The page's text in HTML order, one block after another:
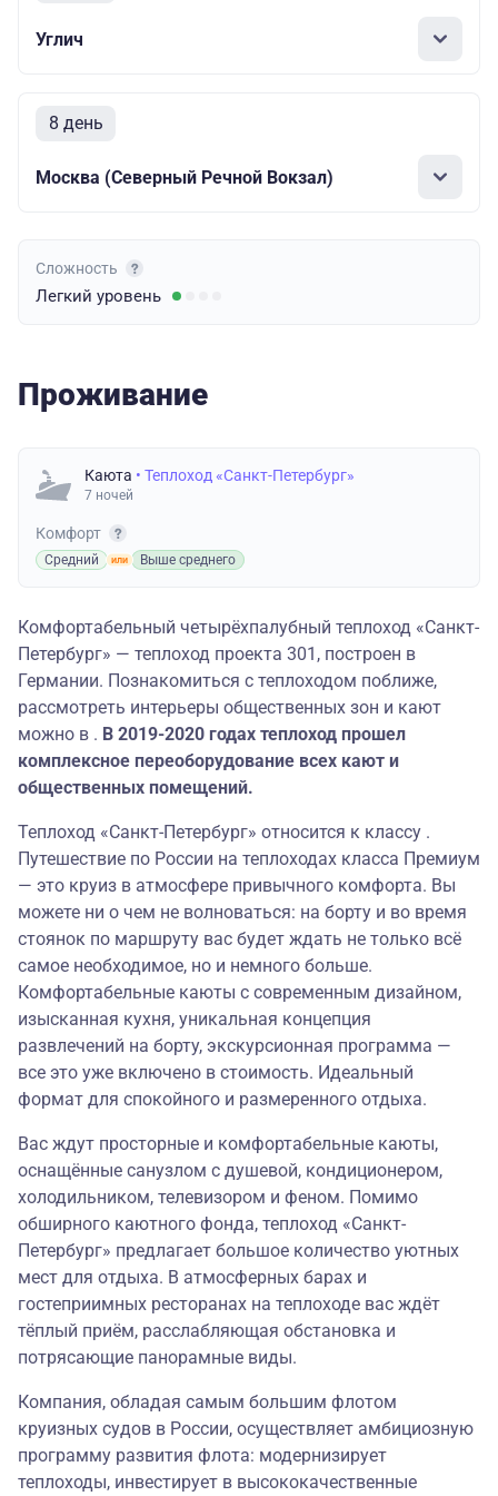
Углич
8 день
Москва (Северный Речной Вокзал)
Сложность
Легкий уровень
Проживание
Каюта • Теплоход «Санкт-Петербург»
7 ночей
Комфорт
Средний Выше среднего
Комфортабельный четырёхпалубный теплоход «Санкт-
Петербург» — теплоход проекта 301, построен в
Германии. Познакомиться с теплоходом поближе,
рассмотреть интерьеры общественных зон и кают
можно в . В 2019-2020 годах теплоход прошел
комплексное переоборудование всех кают и
общественных помещений.
Теплоход «Санкт-Петербург» относится к классу .
Путешествие по России на теплоходах класса Премиум
— это круиз в атмосфере привычного комфорта. Вы
можете ни о чем не волноваться: на борту и во время
стоянок по маршруту вас будет ждать не только всё
самое необходимое, но и немного больше.
Комфортабельные каюты с современным дизайном,
изысканная кухня, уникальная концепция
развлечений на борту, экскурсионная программа —
все это уже включено в стоимость. Идеальный
формат для спокойного и размеренного отдыха.
Вас ждут просторные и комфортабельные каюты,
оснащённые санузлом с душевой, кондиционером,
холодильником, телевизором и феном. Помимо
обширного каютного фонда, теплоход «Санкт-
Петербург» предлагает большое количество уютных
мест для отдыха. В атмосферных барах и
гостеприимных ресторанах на теплоходе вас ждёт
тёплый приём, расслабляющая обстановка и
потрясающие панорамные виды.
Компания, обладая самым большим флотом
круизных судов в России, осуществляет амбициозную
программу развития флота: модернизирует
теплоходы, инвестирует в высококачественные